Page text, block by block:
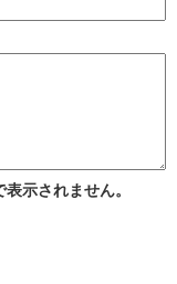
示されません。